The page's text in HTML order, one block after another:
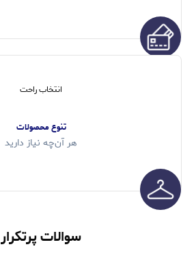
انتخاب راحت
تنوع محصولات
هر آن‌چه نیاز دارید
سوالات پرتکرار